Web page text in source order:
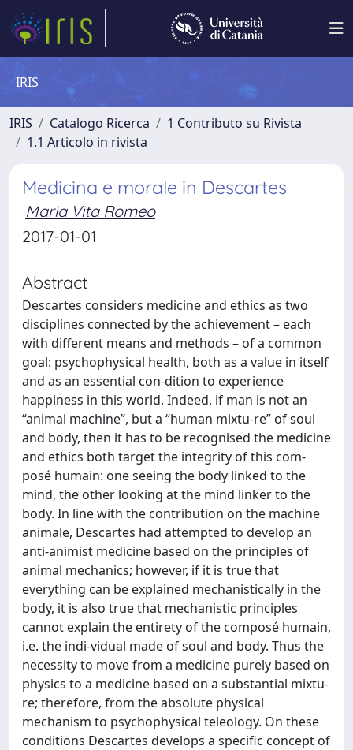
IRIS
IRIS Catalogo Ricerca
1 Contributo su Rivista
1.1 Articolo in rivista
Medicina e morale in Descartes
Maria Vita Romeo
2017-01-01
Abstract
Descartes considers medicine and ethics as two
disciplines connected by the achievement – each
with different means and methods – of a common
goal: psychophysical health, both as a value in itself
and as an essential con-dition to experience
happiness in this world. Indeed, if man is not an
“animal machine”, but a “human mixtu-re” of soul
and body, then it has to be recognised the medicine
and ethics both target the integrity of this com-
posé humain: one seeing the body linked to the
mind, the other looking at the mind linker to the
body. In line with the contribution on the machine
animale, Descartes had attempted to develop an
anti-animist medicine based on the principles of
animal mechanics; however, if it is true that
everything can be explained mechanistically in the
body, it is also true that mechanistic principles
cannot explain the entirety of the composé humain,
i.e. the indi-vidual made of soul and body. Thus the
necessity to move from a medicine purely based on
physics to a medicine based on a substantial mixtu-
re; therefore, from the absolute physical
mechanism to psychophysical teleology. On these
conditions Descartes develops a specific concept of